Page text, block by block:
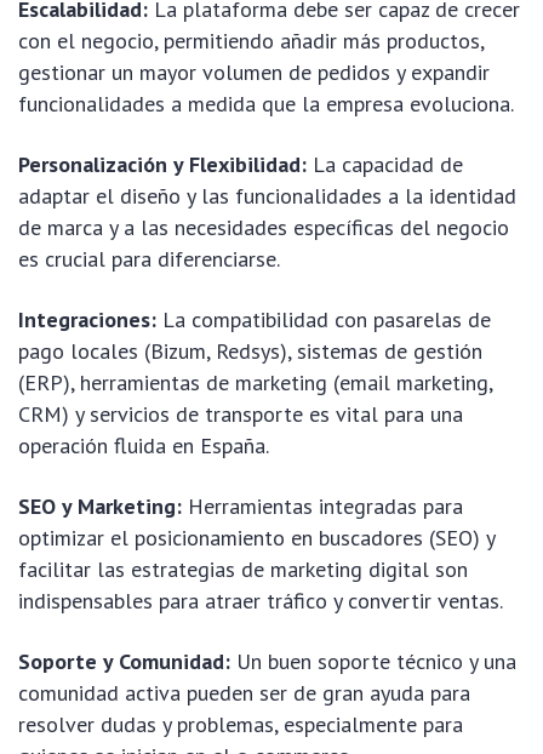
Escalabilidad: La plataforma debe ser capaz de crecer
con el negocio, permitiendo añadir más productos,
gestionar un mayor volumen de pedidos y expandir
funcionalidades a medida que la empresa evoluciona.
Personalización y Flexibilidad: La capacidad de
adaptar el diseño y las funcionalidades a la identidad
de marca y a las necesidades específicas del negocio
es crucial para diferenciarse.
Integraciones: La compatibilidad con pasarelas de
pago locales (Bizum, Redsys), sistemas de gestión
(ERP), herramientas de marketing (email marketing,
CRM) y servicios de transporte es vital para una
operación fluida en España.
SEO y Marketing: Herramientas integradas para
optimizar el posicionamiento en buscadores (SEO) y
facilitar las estrategias de marketing digital son
indispensables para atraer tráfico y convertir ventas.
Soporte y Comunidad: Un buen soporte técnico y una
comunidad activa pueden ser de gran ayuda para
resolver dudas y problemas, especialmente para